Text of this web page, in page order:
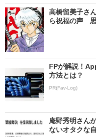
高橋留美子さ
ら祝福の声
FPが解説！
方法とは？
PR(Fav-Log)
庵野秀明さん
ないオタクな